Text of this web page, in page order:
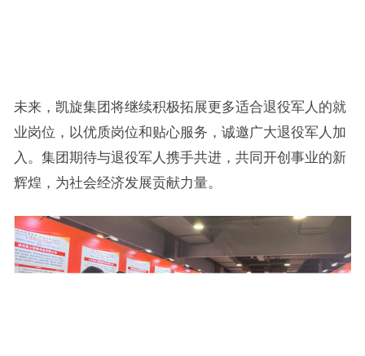
未来，凯旋集团将继续积极拓展更多适合退役军人的就
业岗位，以优质岗位和贴心服务，诚邀广大退役军人加
入。集团期待与退役军人携手共进，共同开创事业的新
辉煌，为社会经济发展贡献力量。